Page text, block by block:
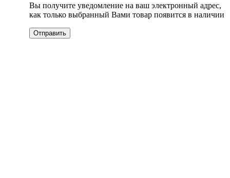
Вы получите уведомление на ваш электронный адрес,
как только выбранный Вами товар появится в наличии